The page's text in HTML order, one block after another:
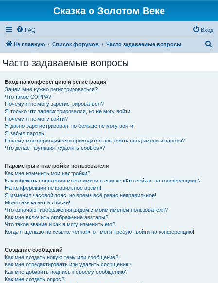
Сказка о Золотом Веке
FAQ Вход
На главную Список форумов Часто задаваемые вопросы
Часто задаваемые вопросы
Вход на конференцию и регистрация
Зачем мне нужно регистрироваться?
Что такое COPPA?
Почему я не могу зарегистрироваться?
Я только что зарегистрировался, но не могу войти!
Почему я не могу войти?
Я давно зарегистрирован, но больше не могу войти!
Я забыл пароль!
Почему мне периодически приходится повторять ввод имени и пароля?
Что делает функция «Удалить cookies»?
Параметры и настройки пользователя
Как мне изменить мои настройки?
Как избежать появления моего имени в списке «Кто сейчас на конференции»?
На конференции неправильное время!
Я изменил часовой пояс, но время всё равно неправильное!
Моего языка нет в списке!
Что означают изображения рядом с моим именем пользователя?
Как мне включить отображение аватары?
Что такое звание и как я могу изменить его?
Когда я щёлкаю по ссылке «email», от меня требуют войти на конференцию!
Создание сообщений
Как мне создать новую тему или сообщение?
Как мне отредактировать или удалить сообщение?
Как мне добавить подпись к своему сообщению?
Как мне создать опрос?